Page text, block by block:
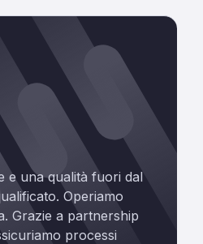
e una qualità fuori dal
Operiamo
Grazie a partnership
processi